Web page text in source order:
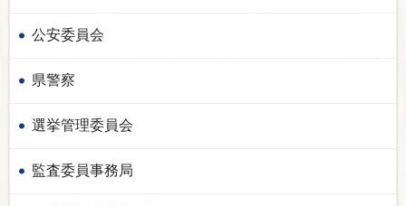
公安委員会
県警察
選挙管理委員会
監査委員事務局